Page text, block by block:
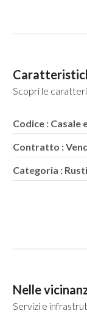
Scopri le
Codice : Casale
Contratto :
Categoria :
Totale mq :
Camere : 2
Nelle
Servizi e
5+
Bagni
minimi
Qualsiasi
3